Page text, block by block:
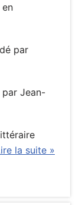
par
par Jean-
la suite »